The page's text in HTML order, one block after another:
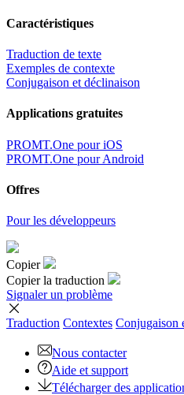
Caractéristiques
Traduction de texte
Exemples de contexte
Conjugaison et déclinaison
Applications gratuites
PROMT.One pour iOS
PROMT.One pour Android
Offres
Pour les développeurs
Copier
Copier la traduction
Signaler un problème
Traduction Contextes Conjugaison
Nous contacter
Aide et support
Télécharger des